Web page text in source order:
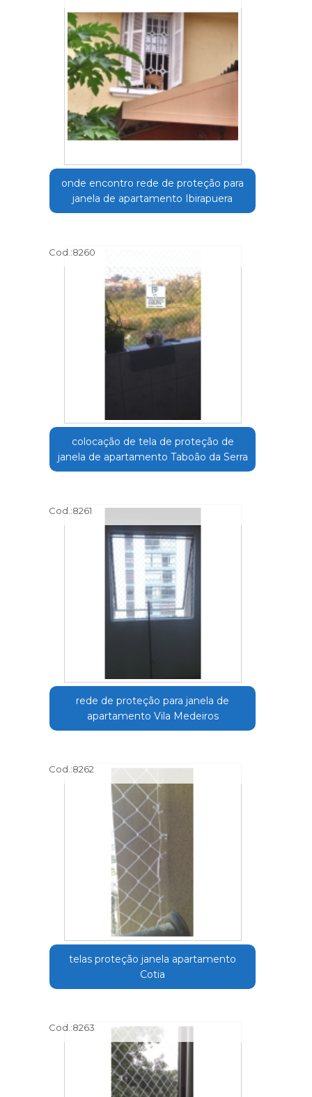
onde encontro rede de proteção para
janela de apartamento Ibirapuera
Cod.:8260
colocação de tela de proteção de
janela de apartamento Taboão da Serra
Cod.:8261
rede de proteção para janela de
apartamento Vila Medeiros
Cod.:8262
telas proteção janela apartamento
Cotia
Cod.:8263